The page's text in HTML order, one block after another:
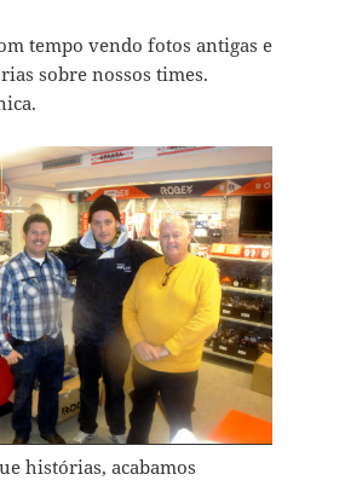
tempo vendo fotos antigas e
sobre nossos times.
histórias, acabamos